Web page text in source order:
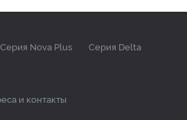
Серия Nova Plus
Серия Delta
и контакты